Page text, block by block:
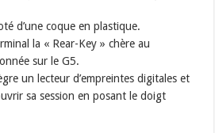
d’une coque en plastique.
la « Rear-Key » chère au
sur le G5.
un lecteur d’empreintes digitales et
sa session en posant le doigt